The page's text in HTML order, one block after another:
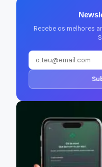
Recebe os melhores